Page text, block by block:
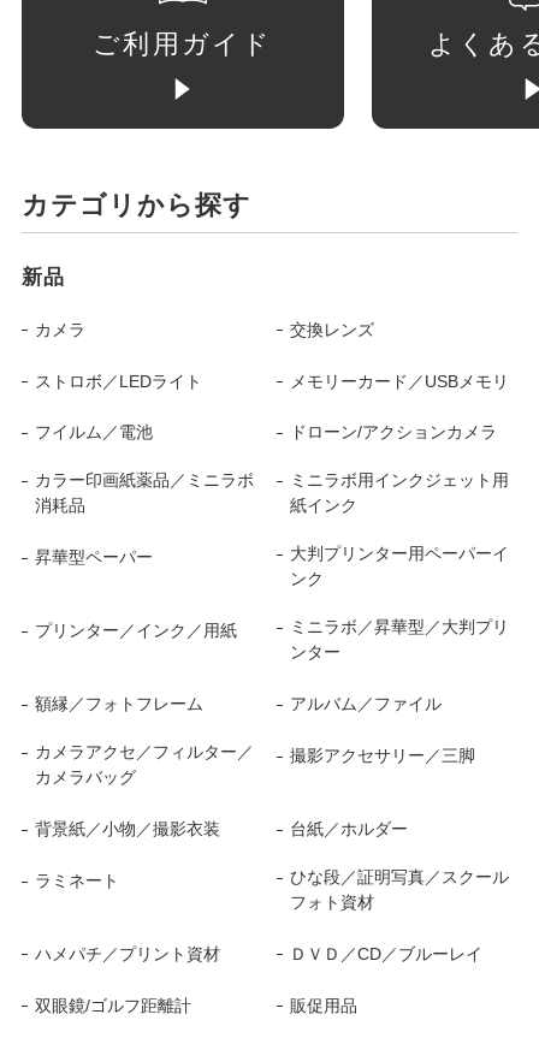
ご利用ガイド よくあ
カテゴリから探す
新品
カメラ 交換レンズ
ストロボ／LEDライト メモリーカード／USBメモリ
フイルム／電池 ドローン/アクションカメラ
カラー印画紙薬品／ミニラボ
消耗品
ミニラボ用インクジェット用
紙インク
昇華型ペーパー
大判プリンター用ペーパーイ
ンク
プリンター／インク／用紙
ミニラボ／昇華型／大判プリ
ンター
額縁／フォトフレーム アルバム／ファイル
カメラアクセ／フィルター／
カメラバッグ
撮影アクセサリー／三脚
背景紙／小物／撮影衣装 台紙／ホルダー
ラミネート
ひな段／証明写真／スクール
フォト資材
ハメパチ／プリント資材 ＤＶＤ／CD／ブルーレイ
双眼鏡/ゴルフ距離計 販促用品